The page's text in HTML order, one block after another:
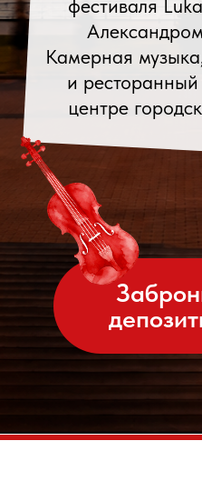
Забронировать
депозитную